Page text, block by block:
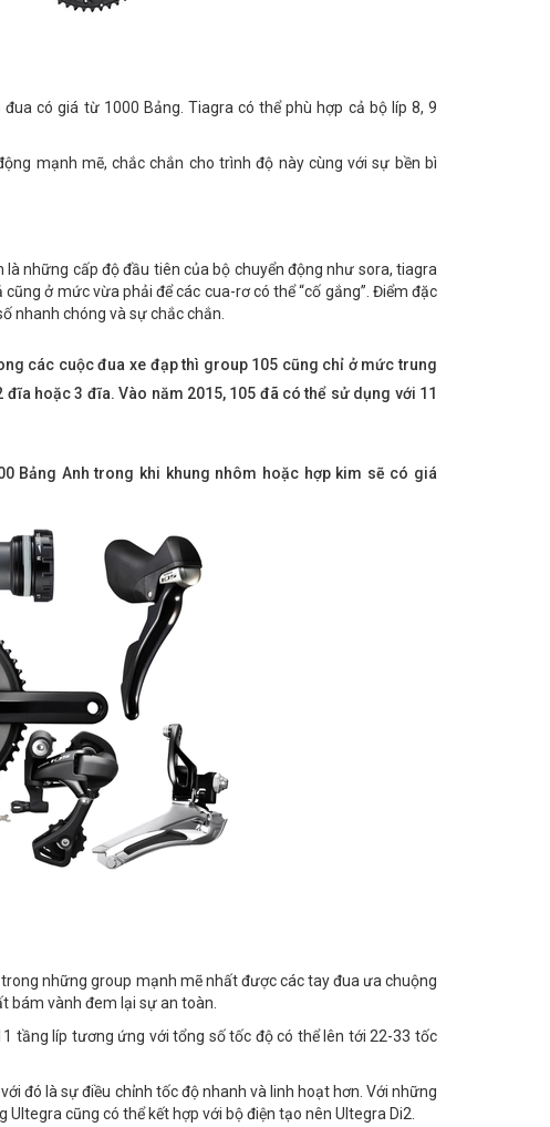
có giá từ 1000 Bảng. Tiagra có thể phù hợp cả bộ líp 8, 9
mạnh mẽ, chắc chắn cho trình độ này cùng với sự bền bì
những cấp độ đầu tiên của bộ chuyển động như sora, tiagra
ở mức vừa phải để các cua-rơ có thể “cố gắng”. Điểm đặc
nhanh chóng và sự chắc chắn.
các cuộc đua xe đạp thì group 105 cũng chỉ ở mức trung
hoặc 3 đĩa. Vào năm 2015, 105 đã có thể sử dụng với 11
Bảng Anh trong khi khung nhôm hoặc hợp kim sẽ có giá
những group mạnh mẽ nhất được các tay đua ưa chuộng
bám vành đem lại sự an toàn.
tầng líp tương ứng với tổng số tốc độ có thể lên tới 22-33 tốc
đó là sự điều chỉnh tốc độ nhanh và linh hoạt hơn. Với những
cũng có thể kết hợp với bộ điện tạo nên Ultegra Di2.